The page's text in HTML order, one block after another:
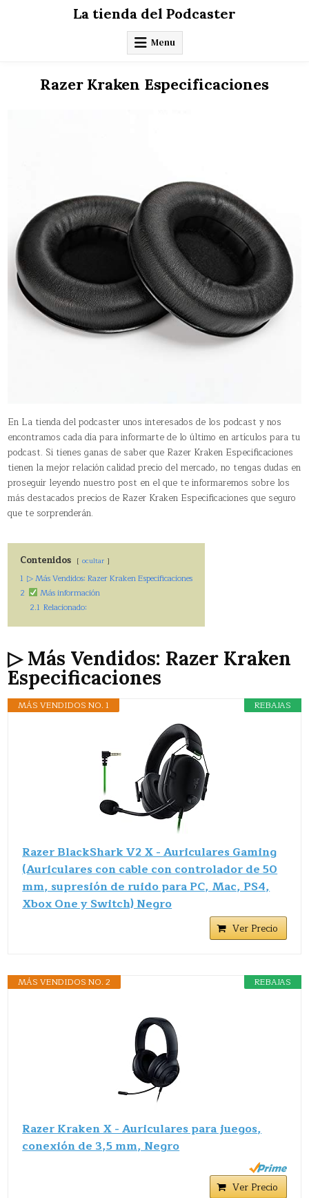
La tienda del Podcaster
Menu
Razer Kraken Especificaciones
En La tienda del podcaster unos interesados de los podcast y nos
encontramos cada día para informarte de lo último en artículos para tu
podcast. Si tienes ganas de saber que Razer Kraken Especificaciones
tienen la mejor relación calidad precio del mercado, no tengas dudas en
proseguir leyendo nuestro post en el que te informaremos sobre los
más destacados precios de Razer Kraken Especificaciones que seguro
que te sorprenderán.
Contenidos ocultar
1 ▷ Más Vendidos: Razer Kraken Especificaciones
2
Más información
2.1 Relacionado:
▷ Más Vendidos: Razer Kraken
Especificaciones
REBAJAS
MÁS VENDIDOS NO. 1
Razer BlackShark V2 X - Auriculares Gaming
(Auriculares con cable con controlador de 50
mm, supresión de ruido para PC, Mac, PS4,
Xbox One y Switch) Negro
Ver Precio
REBAJAS
MÁS VENDIDOS NO. 2
Razer Kraken X - Auriculares para juegos,
conexión de 3,5 mm, Negro
Ver Precio